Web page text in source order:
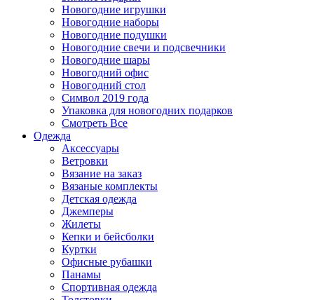
Новогодние игрушки
Новогодние наборы
Новогодние подушки
Новогодние свечи и подсвечники
Новогодние шары
Новогодний офис
Новогодний стол
Символ 2019 года
Упаковка для новогодних подарков
Смотреть Все
Одежда
Аксессуары
Ветровки
Вязание на заказ
Вязаные комплекты
Детская одежда
Джемперы
Жилеты
Кепки и бейсболки
Куртки
Офисные рубашки
Панамы
Спортивная одежда